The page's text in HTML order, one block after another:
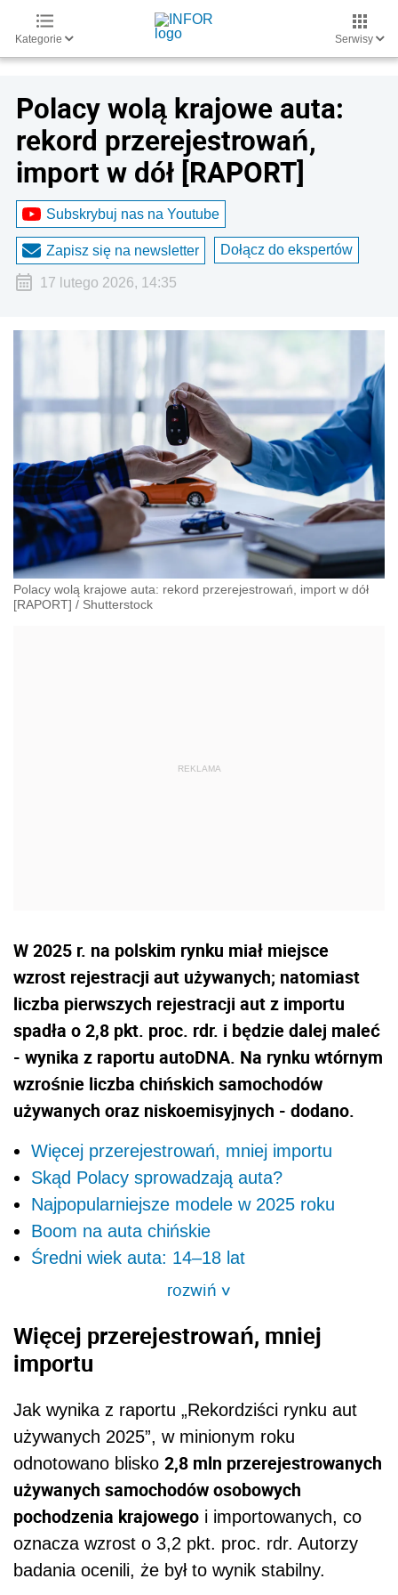
Kategorie Serwisy
Polacy wolą krajowe auta:
rekord przerejestrowań,
import w dół [RAPORT]
Subskrybuj nas na Youtube
Zapisz się na newsletter Dołącz do ekspertów
17 lutego 2026, 14:35
Polacy wolą krajowe auta: rekord przerejestrowań, import w dół
[RAPORT] / Shutterstock
W 2025 r. na polskim rynku miał miejsce
wzrost rejestracji aut używanych; natomiast
liczba pierwszych rejestracji aut z importu
spadła o 2,8 pkt. proc. rdr. i będzie dalej maleć
- wynika z raportu autoDNA. Na rynku wtórnym
wzrośnie liczba chińskich samochodów
używanych oraz niskoemisyjnych - dodano.
Więcej przerejestrowań, mniej importu
Skąd Polacy sprowadzają auta?
Najpopularniejsze modele w 2025 roku
Boom na auta chińskie
Średni wiek auta: 14–18 lat
rozwiń>
Więcej przerejestrowań, mniej
importu
Jak wynika z raportu „Rekordziści rynku aut
używanych 2025”, w minionym roku
odnotowano blisko 2,8 mln przerejestrowanych
używanych samochodów osobowych
pochodzenia krajowego i importowanych, co
oznacza wzrost o 3,2 pkt. proc. rdr. Autorzy
badania ocenili, że był to wynik stabilny.